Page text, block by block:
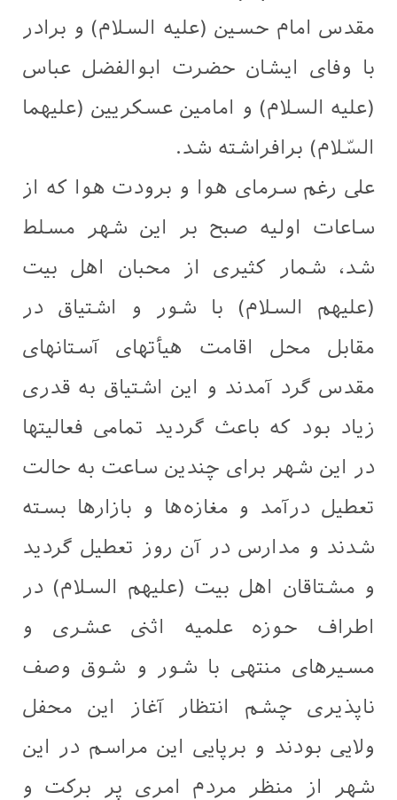
مقدس امام حسین (علیه السلام) و برادر
با وفای ایشان حضرت ابوالفضل عباس
(علیه السلام) و امامین عسكریین (علیهما
السّلام) برافراشته شد.
علی رغم سرمای هوا و برودت هوا که از
ساعات اولیه صبح بر این شهر مسلط
شد، شمار کثیری از محبان اهل بیت
(علیهم السلام) با شور و اشتیاق در
مقابل محل اقامت هیأتهای آستانهای
مقدس گرد آمدند و این اشتیاق به قدری
زیاد بود که باعث گردید تمامی فعالیتها
در این شهر برای چندین ساعت به حالت
تعطیل درآمد و مغازه‌‌ها و بازارها بسته
شدند و مدارس در آن روز تعطیل گردید
و مشتاقان اهل بیت (علیهم السلام) در
اطراف حوزه علمیه اثنی عشری و
مسیرهای منتهی با شور و شوق وصف
ناپذیری چشم انتظار آغاز این محفل
ولایی بودند و برپایی این مراسم در این
شهر از منظر مردم امری پر برکت و